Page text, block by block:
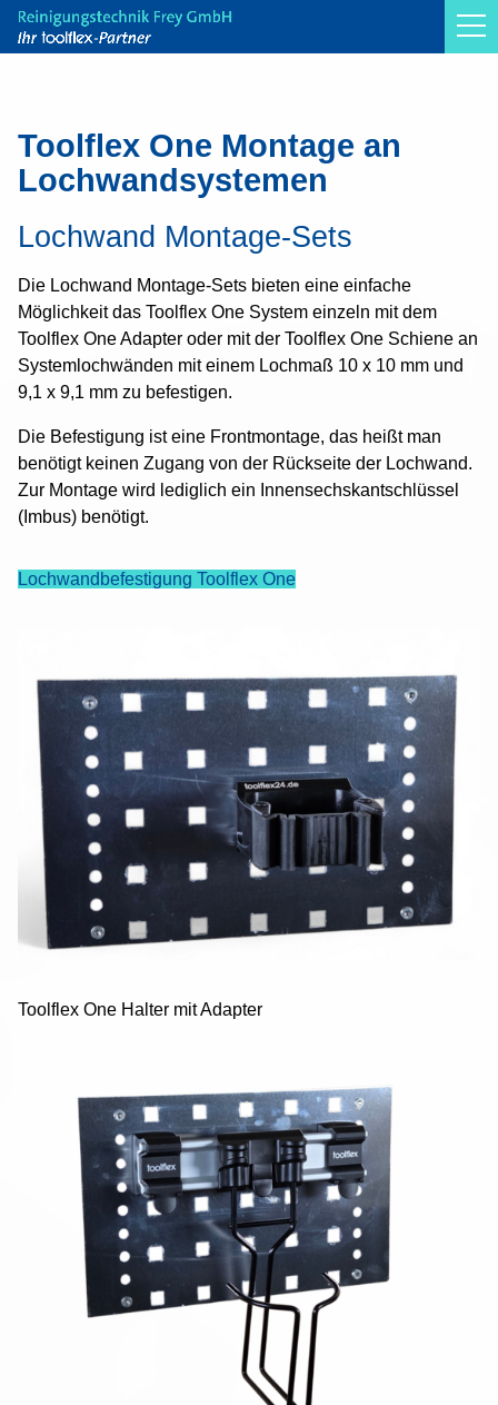
Toolflex One
Halter und Haken
Zubehör
Lochwand und Clip-O-Flex
Montageanleitungen
Anwendungsbeispiele
Toolflex Micky Clips
Infos
Über uns
News
Toolflex Shop
Startseite
Inhalt
Kontakt
Druckansicht
Toolflex One Montage an
Lochwandsystemen
Lochwand Montage-Sets
Die Lochwand Montage-Sets bieten eine einfache
Möglichkeit das Toolflex One System einzeln mit dem
Toolflex One Adapter oder mit der Toolflex One Schiene an
Systemlochwänden mit einem Lochmaß 10 x 10 mm und
9,1 x 9,1 mm zu befestigen.
Die Befestigung ist eine Frontmontage, das heißt man
benötigt keinen Zugang von der Rückseite der Lochwand.
Zur Montage wird lediglich ein Innensechskantschlüssel
(Imbus) benötigt.
Lochwandbefestigung Toolflex One
Toolflex One Halter mit Adapter